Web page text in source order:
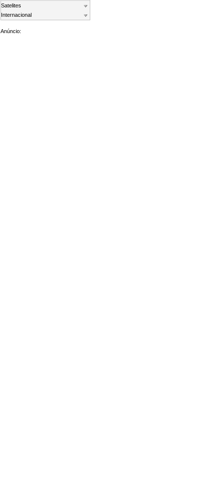
Satelites
Internacional
Anúncio: